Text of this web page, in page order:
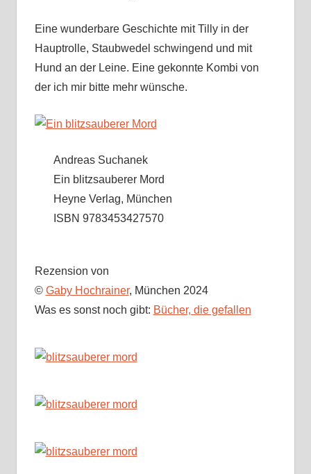
Eine wunderbare Geschichte mit Tilly in der
Hauptrolle, Staubwedel schwingend und mit
Hund an der Leine. Eine gekonnte Kombi von
der ich mir bitte mehr wünsche.
Andreas Suchanek
Ein blitzsauberer Mord
Heyne Verlag, München
ISBN 9783453427570
Rezension von
© Gaby Hochrainer, München 2024
Was es sonst noch gibt: Bücher, die gefallen